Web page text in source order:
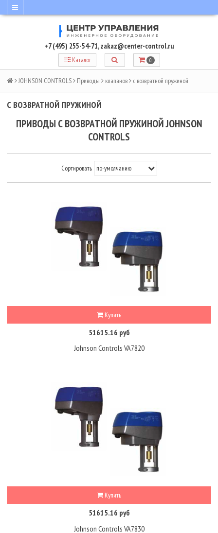
+7 (495) 255-54-71,zakaz@center-control.ru
Каталог 0
JOHNSON CONTROLS Приводы клапанов с возвратной пружиной
С ВОЗВРАТНОЙ ПРУЖИНОЙ
ПРИВОДЫ С ВОЗВРАТНОЙ ПРУЖИНОЙ JOHNSON
CONTROLS
Сортировать
Купить
51615.16 руб
Johnson Controls VA7820
Купить
51615.16 руб
Johnson Controls VA7830